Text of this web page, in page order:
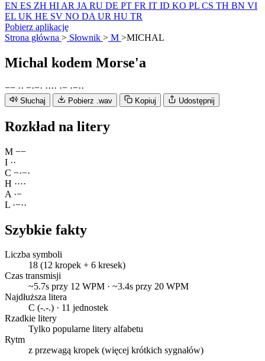
EN ES ZH HI AR JA RU DE PT FR IT ID KO PL CS TH BN VI
EL UK HE SV NO DA UR HU TR
Pobierz aplikację
Strona główna > Słownik > M >MICHAL
Michal kodem Morse'a
−− ·· −·−· ···· ·− ·−··
Słuchaj Pobierz .wav Kopiuj Udostępnij
Rozkład na litery
M −−
I ··
C −·−·
H ····
A ·−
L ·−··
Szybkie fakty
Liczba symboli
18 (12 kropek + 6 kresek)
Czas transmisji
~5.7s przy 12 WPM · ~3.4s przy 20 WPM
Najdłuższa litera
C (-.-.) · 11 jednostek
Rzadkie litery
Tylko popularne litery alfabetu
Rytm
z przewagą kropek (więcej krótkich sygnałów)